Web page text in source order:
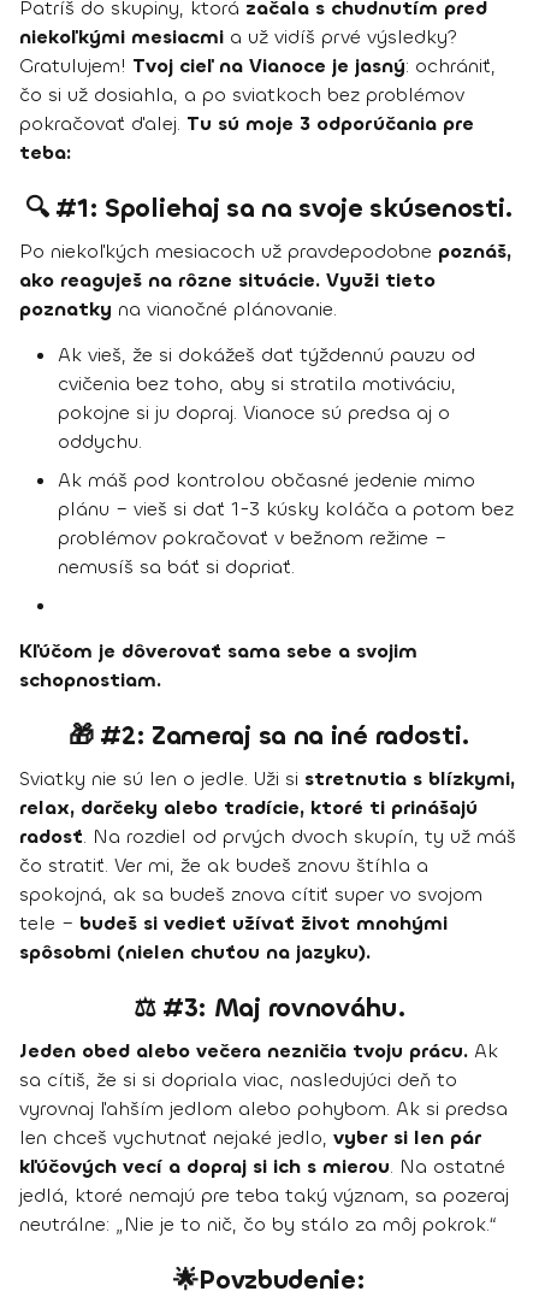
Patríš do skupiny, ktorá začala s chudnutím pred
niekoľkými mesiacmi a už vidíš prvé výsledky?
Gratulujem! Tvoj cieľ na Vianoce je jasný: ochrániť,
čo si už dosiahla, a po sviatkoch bez problémov
pokračovať ďalej. Tu sú moje 3 odporúčania pre
teba:
🔍 #1: Spoliehaj sa na svoje skúsenosti.
Po niekoľkých mesiacoch už pravdepodobne poznáš,
ako reaguješ na rôzne situácie. Využi tieto
poznatky na vianočné plánovanie.
Ak vieš, že si dokážeš dať týždennú pauzu od
cvičenia bez toho, aby si stratila motiváciu,
pokojne si ju dopraj. Vianoce sú predsa aj o
oddychu.
Ak máš pod kontrolou občasné jedenie mimo
plánu – vieš si dať 1-3 kúsky koláča a potom bez
problémov pokračovať v bežnom režime –
nemusíš sa báť si dopriať.
Kľúčom je dôverovať sama sebe a svojim
schopnostiam.
🎁 #2: Zameraj sa na iné radosti.
Sviatky nie sú len o jedle. Uži si stretnutia s blízkymi,
relax, darčeky alebo tradície, ktoré ti prinášajú
radosť. Na rozdiel od prvých dvoch skupín, ty už máš
čo stratiť. Ver mi, že ak budeš znovu štíhla a
spokojná, ak sa budeš znova cítiť super vo svojom
tele – budeš si vedieť užívať život mnohými
spôsobmi (nielen chuťou na jazyku).
⚖️ #3: Maj rovnováhu.
Jeden obed alebo večera nezničia tvoju prácu. Ak
sa cítiš, že si si dopriala viac, nasledujúci deň to
vyrovnaj ľahším jedlom alebo pohybom. Ak si predsa
len chceš vychutnať nejaké jedlo, vyber si len pár
kľúčových vecí a dopraj si ich s mierou. Na ostatné
jedlá, ktoré nemajú pre teba taký význam, sa pozeraj
neutrálne: „Nie je to nič, čo by stálo za môj pokrok.“
🌟Povzbudenie: